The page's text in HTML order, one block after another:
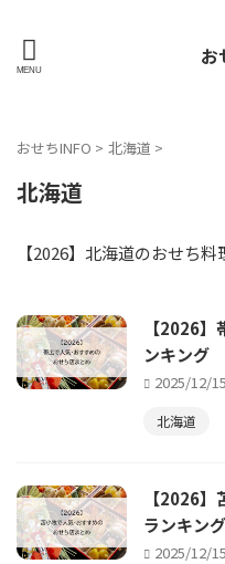
お
おせちINFO > 北海道 >
北海道
【2026】北海道のおせち料
【2026
ンキング
2025/12/15
北海道
【2026
ランキング
2025/12/15